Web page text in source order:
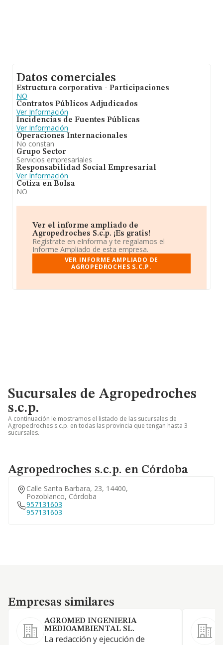
Datos comerciales
Estructura corporativa - Participaciones
NO
Contratos Públicos Adjudicados
Ver Información
Incidencias de Fuentes Públicas
Ver Información
Operaciones Internacionales
No constan
Grupo Sector
Servicios empresariales
Responsabilidad Social Empresarial
Ver Información
Cotiza en Bolsa
NO
Ver el informe ampliado de
Agropedroches S.c.p. ¡Es gratis!
Regístrate en eInforma y te regalamos el
Informe Ampliado de esta empresa.
VER INFORME AMPLIADO DE
AGROPEDROCHES S.C.P.
Sucursales de Agropedroches
s.c.p.
A continuación le mostramos el listado de las sucursales de
Agropedroches s.c.p. en todas las provincia que tengan hasta 3
sucursales.
Agropedroches s.c.p. en Córdoba
Calle Santa Barbara, 23, 14400,
Pozoblanco, Córdoba
957131603
957131603
Empresas similares
Empresas similares
AGROMED INGENIERIA
MEDIOAMBIENTAL SL.
La redacción y ejecución de